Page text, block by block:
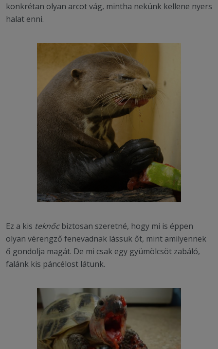
konkrétan olyan arcot vág, mintha nekünk kellene nyers
halat enni.
Ez a kis teknőcbiztosan szeretné, hogy mi is éppen
olyan vérengző fenevadnak lássuk őt, mint amilyennek
ő gondolja magát. De mi csak egy gyümölcsöt zabáló,
falánk kis páncélost látunk.